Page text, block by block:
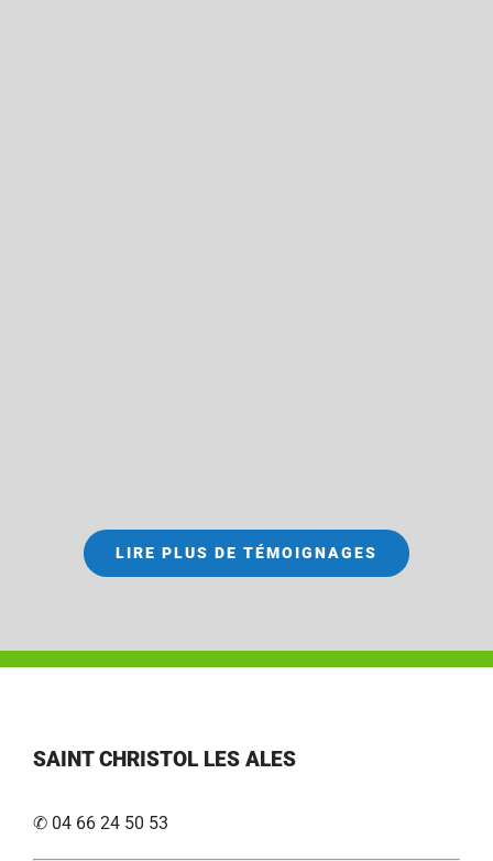
LIRE PLUS DE TÉMOIGNAGES
SAINT CHRISTOL LES ALES
✆ 04 66 24 50 53